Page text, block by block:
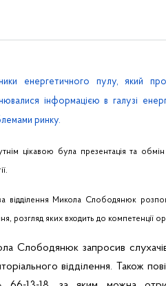
енергетичного пулу, який
інформацією в галузі
ринку.
цікавою була презентація та
відділення Микола Слободянюк
розгляд яких входить до компетенції
Слободянюк запросив
відділення. Також